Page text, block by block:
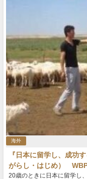
海外
『日本に留学し、成功
がらし・はじめ）
20歳のときに日本に留学し